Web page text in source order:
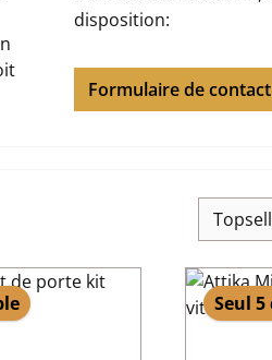
disposition:
Formulaire de contact
Seul